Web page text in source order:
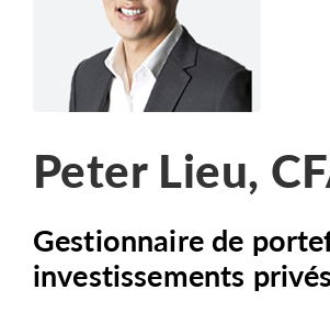
Carrières
Peter Lieu,
Gestionnaire de
investissements privés